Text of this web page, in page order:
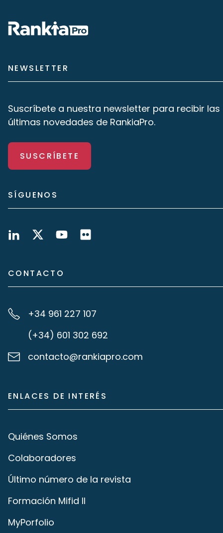
NEWSLETTER
Suscríbete a nuestra newsletter para recibir las
últimas novedades de RankiaPro.
SUSCRÍBETE
SÍGUENOS
CONTACTO
+34 961 227 107
(+34) 601 302 692
contacto@rankiapro.com
ENLACES DE INTERÉS
Quiénes Somos
Colaboradores
Último número de la revista
Formación Mifid II
MyPorfolio